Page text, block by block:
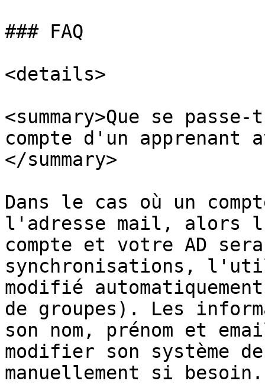
### FAQ
<details>
<summary>Que se
compte d'un
</summary>
Dans le cas où un
l'adresse mail, alors
compte et votre AD
synchronisations,
modifié
de groupes). Les
son nom, prénom et
modifier son système
manuellement si besoin.